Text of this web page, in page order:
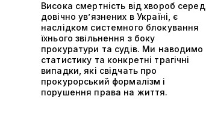
Висока смертність від хвороб серед
довічно ув’язнених в Україні, є
наслідком системного блокування
їхнього звільнення з боку
прокуратури та судів. Ми наводимо
статистику та конкретні трагічні
випадки, які свідчать про
прокурорський формалізм і
порушення права на життя.